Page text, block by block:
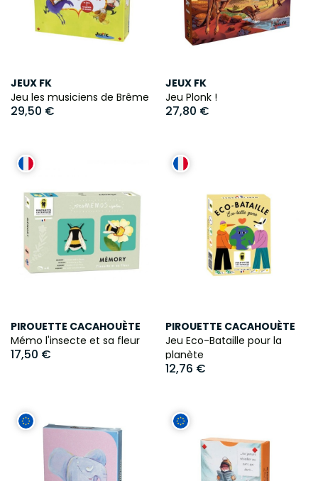
JEUX FK
Jeu les musiciens de Brême
29,50 €
JEUX FK
Jeu Plonk !
27,80 €
PIROUETTE CACAHOUÈTE
Mémo l'insecte et sa fleur
17,50 €
PIROUETTE CACAHOUÈTE
Jeu Eco-Bataille pour la
planète
12,76 €